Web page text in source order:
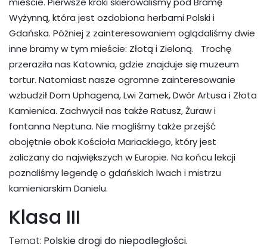
Wyżynną, która jest ozdobiona herbami Polski i
Gdańska. Później z zainteresowaniem oglądaliśmy dwie
inne bramy w tym mieście: Złotą i Zieloną. Trochę
przeraziła nas Katownia, gdzie znajduje się muzeum
tortur. Natomiast nasze ogromne zainteresowanie
wzbudził Dom Uphagena, Lwi Zamek, Dwór Artusa i Złota
Kamienica. Zachwycił nas także Ratusz, Żuraw i
fontanna Neptuna. Nie mogliśmy także przejść
obojętnie obok Kościoła Mariackiego, który jest
zaliczany do największych w Europie. Na końcu lekcji
poznaliśmy legendę o gdańskich lwach i mistrzu
kamieniarskim Danielu.
Klasa III
Temat: Polskie drogi do niepodległości.